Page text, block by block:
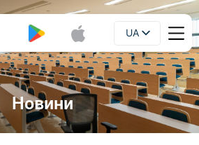
UA
EN
Новини